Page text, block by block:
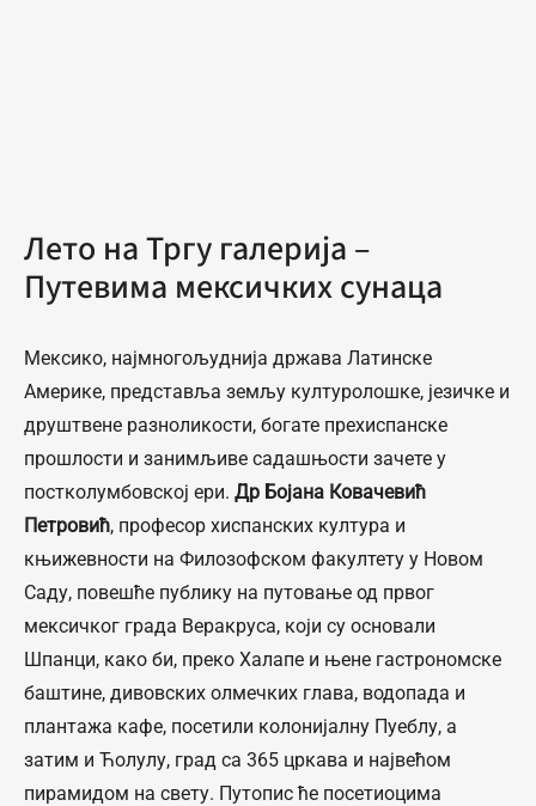
Лето на Тргу галерија –
Путевима мексичких сунаца
Мексико, најмногољуднија држава Латинске
Америке, представља земљу културолошке, језичке и
друштвене разноликости, богате прехиспанске
прошлости и занимљиве садашњости зачете у
постколумбовској ери. Др Бојана Ковачевић
Петровић, професор хиспанских култура и
књижевности на Филозофском факултету у Новом
Саду, повешће публику на путовање од првог
мексичког града Веракруса, који су основали
Шпанци, како би, преко Халапе и њене гастрономске
баштине, дивовских олмечких глава, водопада и
плантажа кафе, посетили колонијалну Пуеблу, а
затим и Ћолулу, град са 365 цркава и највећом
пирамидом на свету. Путопис ће посетиоцима